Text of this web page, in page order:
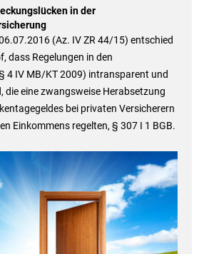
in der
(Az. IV ZR 44/15) entschied
dass Regelungen in den
4 IV MB/KT 2009) intransparent und
die eine zwangsweise Herabsetzung
bei privaten Versicherern
Einkommens regelten, § 307 I 1 BGB.